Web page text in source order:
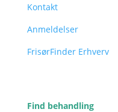
Kontakt
Anmeldelser
FrisørFinder Erhverv
Find behandling